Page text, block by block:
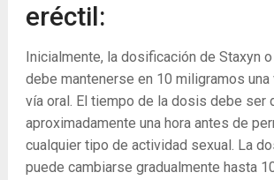
eréctil:
Inicialmente, la dosificación de Staxyn
debe mantenerse en 10 miligramos
vía oral. El tiempo de la dosis debe ser
aproximadamente una hora antes de
cualquier tipo de actividad sexual. La
puede cambiarse gradualmente hasta